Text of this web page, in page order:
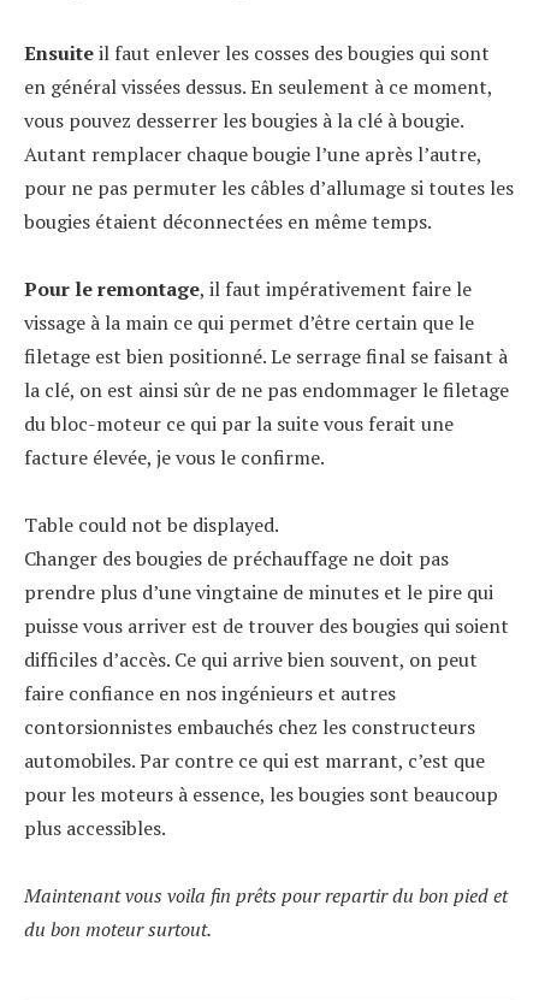
Ensuiteil faut enlever les cosses des bougies qui sont
en général vissées dessus. En seulement à ce moment,
vous pouvez desserrer les bougies à la clé à bougie.
Autant remplacer chaque bougie l’une après l’autre,
pour ne pas permuter les câbles d’allumage si toutes les
bougies étaient déconnectées en même temps.
Pour le remontage, il faut impérativement faire le
vissage à la main ce qui permet d’être certain que le
filetage est bien positionné. Le serrage final se faisant à
la clé, on est ainsi sûr de ne pas endommager le filetage
du bloc-moteur ce qui par la suite vous ferait une
facture élevée, je vous le confirme.
Table could not be displayed.
Changer des bougies de préchauffage ne doit pas
prendre plus d’une vingtaine de minutes et le pire qui
puisse vous arriver est de trouver des bougies qui soient
difficiles d’accès. Ce qui arrive bien souvent, on peut
faire confiance en nos ingénieurs et autres
contorsionnistes embauchés chez les constructeurs
automobiles. Par contre ce qui est marrant, c’est que
pour les moteurs à essence, les bougies sont beaucoup
plus accessibles.
Maintenant vous voila fin prêts pour repartir du bon pied et
du bon moteur surtout.